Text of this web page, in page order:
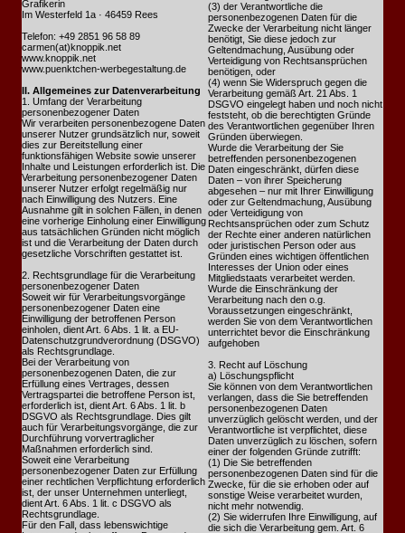
Grafikerin
Im Westerfeld 1a · 46459 Rees
Telefon: +49 2851 96 58 89
carmen(at)knoppik.net
www.knoppik.net
www.puenktchen-werbegestaltung.de
II. Allgemeines zur Datenverarbeitung
1. Umfang der Verarbeitung
personenbezogener Daten
Wir verarbeiten personenbezogene Daten
unserer Nutzer grundsätzlich nur, soweit
dies zur Bereitstellung einer
funktionsfähigen Website sowie unserer
Inhalte und Leistungen erforderlich ist. Die
Verarbeitung personenbezogener Daten
unserer Nutzer erfolgt regelmäßig nur
nach Einwilligung des Nutzers. Eine
Ausnahme gilt in solchen Fällen, in denen
eine vorherige Einholung einer Einwilligung
aus tatsächlichen Gründen nicht möglich
ist und die Verarbeitung der Daten durch
gesetzliche Vorschriften gestattet ist.
2. Rechtsgrundlage für die Verarbeitung
personenbezogener Daten
Soweit wir für Verarbeitungsvorgänge
personenbezogener Daten eine
Einwilligung der betroffenen Person
einholen, dient Art. 6 Abs. 1 lit. a EU-
Datenschutzgrundverordnung (DSGVO)
als Rechtsgrundlage.
Bei der Verarbeitung von
personenbezogenen Daten, die zur
Erfüllung eines Vertrages, dessen
Vertragspartei die betroffene Person ist,
erforderlich ist, dient Art. 6 Abs. 1 lit. b
DSGVO als Rechtsgrundlage. Dies gilt
auch für Verarbeitungsvorgänge, die zur
Durchführung vorvertraglicher
Maßnahmen erforderlich sind.
Soweit eine Verarbeitung
personenbezogener Daten zur Erfüllung
einer rechtlichen Verpflichtung erforderlich
ist, der unser Unternehmen unterliegt,
dient Art. 6 Abs. 1 lit. c DSGVO als
Rechtsgrundlage.
Für den Fall, dass lebenswichtige
(3) der Verantwortliche die
personenbezogenen Daten für die
Zwecke der Verarbeitung nicht länger
benötigt, Sie diese jedoch zur
Geltendmachung, Ausübung oder
Verteidigung von Rechtsansprüchen
benötigen, oder
(4) wenn Sie Widerspruch gegen die
Verarbeitung gemäß Art. 21 Abs. 1
DSGVO eingelegt haben und noch nicht
feststeht, ob die berechtigten Gründe
des Verantwortlichen gegenüber Ihren
Gründen überwiegen.
Wurde die Verarbeitung der Sie
betreffenden personenbezogenen
Daten eingeschränkt, dürfen diese
Daten – von ihrer Speicherung
abgesehen – nur mit Ihrer Einwilligung
oder zur Geltendmachung, Ausübung
oder Verteidigung von
Rechtsansprüchen oder zum Schutz
der Rechte einer anderen natürlichen
oder juristischen Person oder aus
Gründen eines wichtigen öffentlichen
Interesses der Union oder eines
Mitgliedstaats verarbeitet werden.
Wurde die Einschränkung der
Verarbeitung nach den o.g.
Voraussetzungen eingeschränkt,
werden Sie von dem Verantwortlichen
unterrichtet bevor die Einschränkung
aufgehoben
3. Recht auf Löschung
a) Löschungspflicht
Sie können von dem Verantwortlichen
verlangen, dass die Sie betreffenden
personenbezogenen Daten
unverzüglich gelöscht werden, und der
Verantwortliche ist verpflichtet, diese
Daten unverzüglich zu löschen, sofern
einer der folgenden Gründe zutrifft:
(1) Die Sie betreffenden
personenbezogenen Daten sind für die
Zwecke, für die sie erhoben oder auf
sonstige Weise verarbeitet wurden,
nicht mehr notwendig.
(2) Sie widerrufen Ihre Einwilligung, auf
die sich die Verarbeitung gem. Art. 6